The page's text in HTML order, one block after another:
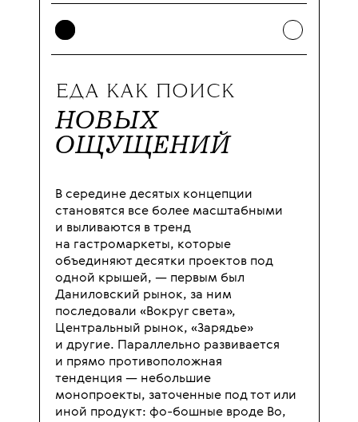
ЕДА КАК ПОИСК
НОВЫХ
ОЩУЩЕНИЙ
В середине десятых концепции
становятся все более масштабными
и выливаются в тренд
на гастромаркеты, которые
объединяют десятки проектов под
одной крышей, — первым был
Даниловский рынок, за ним
последовали «Вокруг света»,
Центральный рынок, «Зарядье»
и другие. Параллельно развивается
и прямо противоположная
тенденция — небольшие
монопроекты, заточенные под тот или
иной продукт: фо-бошные вроде Bo,